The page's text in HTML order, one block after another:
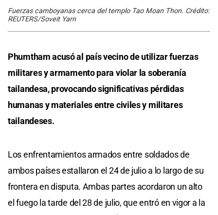
Fuerzas camboyanas cerca del templo Tao Moan Thon. Crédito:
REUTERS/Soveit Yarn
Phumtham acusó al país vecino de utilizar fuerzas
militares y armamento para violar la soberanía
tailandesa, provocando significativas pérdidas
humanas y materiales entre civiles y militares
tailandeses.
Los enfrentamientos armados entre soldados de
ambos países estallaron el 24 de julio a lo largo de su
frontera en disputa. Ambas partes acordaron un alto
el fuego la tarde del 28 de julio, que entró en vigor a la